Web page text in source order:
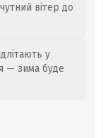
вітер до
у
— зима буде